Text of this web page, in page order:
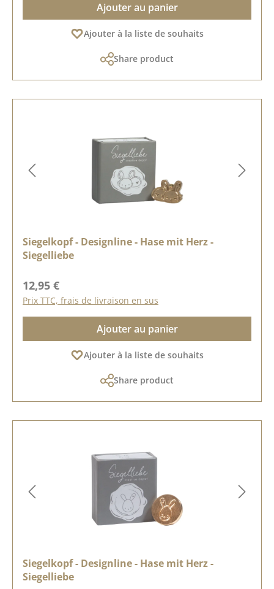
Ajouter au panier
Ajouter à la liste de souhaits
Share product
Siegelkopf - Designline - Hase mit Herz -
Siegelliebe
Prix régulier :
12,95 €
Prix TTC, frais de livraison en sus
Ajouter au panier
Ajouter à la liste de souhaits
Share product
Siegelkopf - Designline - Hase mit Herz -
Siegelliebe